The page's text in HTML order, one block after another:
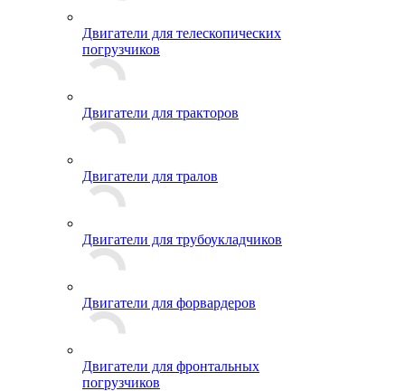
Двигатели для телескопических
погрузчиков
Двигатели для тракторов
Двигатели для тралов
Двигатели для трубоукладчиков
Двигатели для форвардеров
Двигатели для фронтальных
погрузчиков